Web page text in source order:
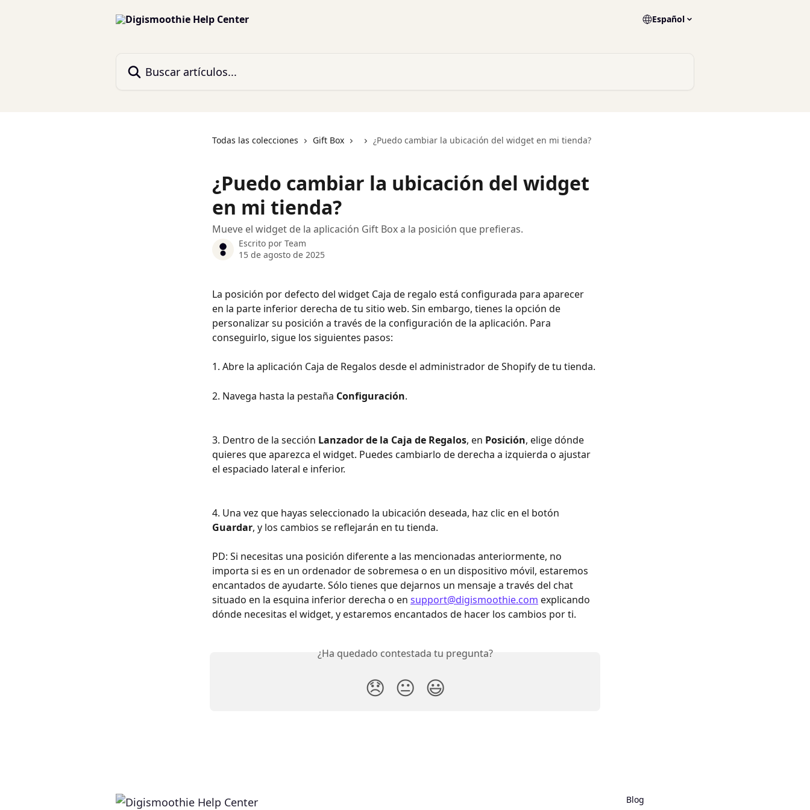
Español
Todas las colecciones Gift Box ¿Puedo cambiar la ubicación del widget en mi tienda?
¿Puedo cambiar la ubicación del widget
en mi tienda?
Mueve el widget de la aplicación Gift Box a la posición que prefieras.
Escrito por Team
15 de agosto de 2025
La posición por defecto del widget Caja de regalo está configurada para aparecer
en la parte inferior derecha de tu sitio web. Sin embargo, tienes la opción de
personalizar su posición a través de la configuración de la aplicación. Para
conseguirlo, sigue los siguientes pasos:
1. Abre la aplicación Caja de Regalos desde el administrador de Shopify de tu tienda.
2. Navega hasta la pestaña Configuración.
3. Dentro de la sección Lanzador de la Caja de Regalos, en Posición, elige dónde
quieres que aparezca el widget. Puedes cambiarlo de derecha a izquierda o ajustar
el espaciado lateral e inferior.
4. Una vez que hayas seleccionado la ubicación deseada, haz clic en el botón
Guardar, y los cambios se reflejarán en tu tienda.
PD: Si necesitas una posición diferente a las mencionadas anteriormente, no
importa si es en un ordenador de sobremesa o en un dispositivo móvil, estaremos
encantados de ayudarte. Sólo tienes que dejarnos un mensaje a través del chat
situado en la esquina inferior derecha o en support@digismoothie.com explicando
dónde necesitas el widget, y estaremos encantados de hacer los cambios por ti.
¿Ha quedado contestada tu pregunta?
😞 😐 😃
Blog